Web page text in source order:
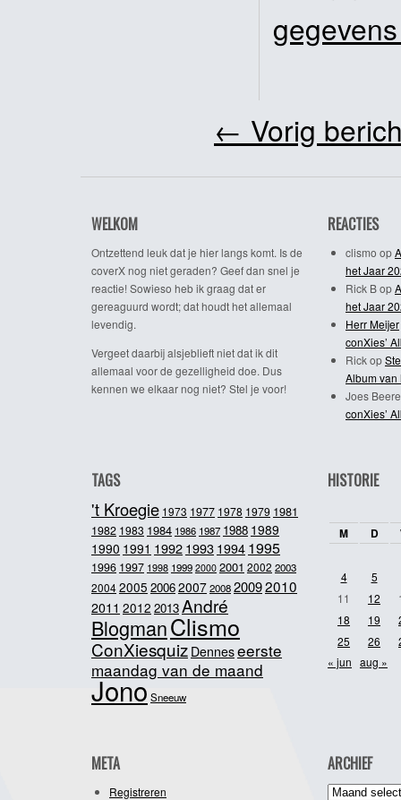
← Vorig
WELKOM
Ontzettend leuk dat je hier langs komt. Is de
coverX nog niet geraden? Geef dan snel je
reactie! Sowieso heb ik graag dat er
gereaguurd wordt; dat houdt het allemaal
levendig.
Vergeet daarbij alsjeblieft niet dat ik dit
allemaal voor de gezelligheid doe. Dus
kennen we elkaar nog niet? Stel je voor!
REACTIES
clismo op
het Jaar
Rick Bop
het Jaar
Herr Meijer
conXies’
Rickop
Album van
Joes
conXies’
TAGS
't Kroegie 1973 1977 1978 1979 1981
1982 1983 1984 1986 1987 1988 1989
1990 1991 19921993 1994 1995
1996 1997 1998 1999 2000 2001 2002 2003
20042005 20062007200820092010
2011 2012 2013André
BlogmanClismo
ConXiesquiz Denneseerste
maandag van de maand
JonoSneeuw
HISTORIE
M D
4
5
11
12
18
19
25
26
« jun aug »
META
Registreren
ARCHIEF
Archief